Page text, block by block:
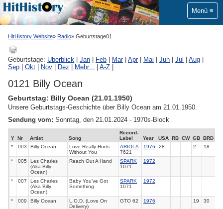
Menü
HitHistory Website Radio Geburtstage01
Geburtstage: Überblick Jan Feb Mar| Apr| Mai Jun Jul Aug
Sep
Okt Nov Dez Mehr... A-Z
0121 Billy Ocean
Geburtstag: Billy Ocean (21.01.1950)
Unsere Geburtstags-Geschichte über Billy Ocean am 21.01.1950.
Sendung vom: Sonntag, den 21.01.2024 - 1970s-Block
Y Nr Artist Song
Record-
Label
Year USA RB CW GB
BRD
*
003 Billy Ocean
Love Really Hurts
Without You
ARIOLA
7621
1976 28 2 18
* 005
Les Charles
(Aka Billy
Ocean)
Reach Out A Hand
SPARK
1071
1972
* 007
Les Charles
(Aka Billy
Ocean)
Baby You've Got
Something
SPARK
1071
1972
* 009 Billy Ocean
L.O.D. (Love On
Delivery)
GTO 62 1976 19 30